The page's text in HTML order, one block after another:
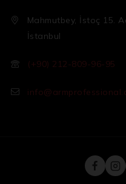
Mahmutbey, İstoç 15.
İstanbul
(+90) 212-809-96-95